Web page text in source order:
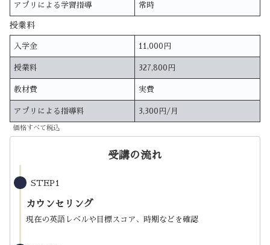
アプリによる学習指導 常時
授業料
入学金 11,000円
授業料 327,800円
教材費 実費
アプリによる指導料 3,300円/月
価格すべて税込
受講の流れ
STEP1
カウンセリング
現在の英語レベルや目標スコア、時期などを確認